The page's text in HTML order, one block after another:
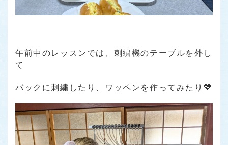
午前中のレッスンでは、刺繍機のテーブルを外し
て
バックに刺繍したり、ワッペンを作ってみたり💖